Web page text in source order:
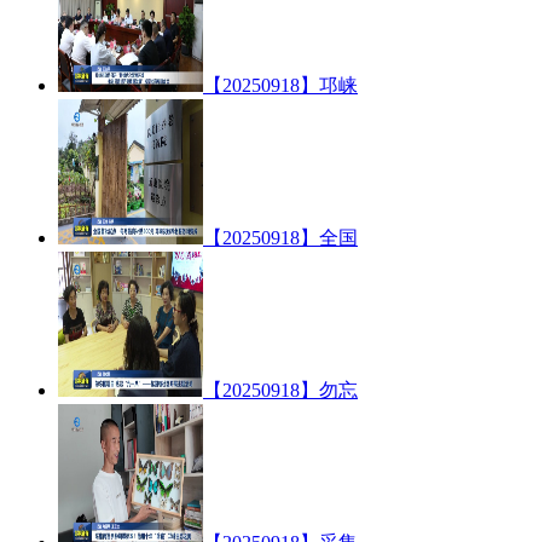
【20250918】邛崃
【20250918】全国
【20250918】勿忘